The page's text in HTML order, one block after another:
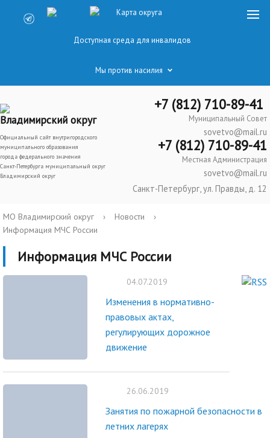
Карта округа
Доступная среда для инвалидов
Мы против насилия
Владимирский округ
Официальный сайт внутригородского
муниципального образования
города федерального значения
Санкт-Петербурга муниципальный округ
Владимирский округ
+7 (812) 710-89-41
Муниципальный Совет
sovetvo@mail.ru
+7 (812) 710-89-41
Местная Администрация
sovetvo@mail.ru
Санкт-Петербург, ул. Правды, д. 12
МО Владимирский округ › Новости
›
Информация МЧС России
Информация МЧС России
04.07.2019
Изменения в нормативно-
правовых актах,
регулирующих дорожное
движение
26.06.2019
Занятия по пожарной безопасности в
летних лагерях